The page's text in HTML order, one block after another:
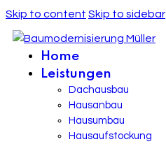
Skip to content Skip to sidebar
Home
Leistungen
Dachausbau
Hausanbau
Hausumbau
Hausaufstockung